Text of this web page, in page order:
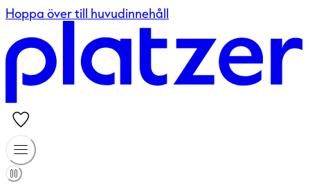
Hoppa över till huvudinnehåll